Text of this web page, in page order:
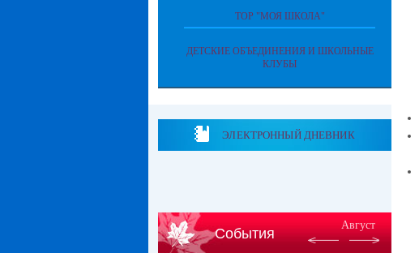
ТОР "МОЯ ШКОЛА"
ДЕТСКИЕ ОБЪЕДИНЕНИЯ И ШКОЛЬНЫЕ
КЛУБЫ
ЭЛЕКТРОННЫЙ ДНЕВНИК
События
Август